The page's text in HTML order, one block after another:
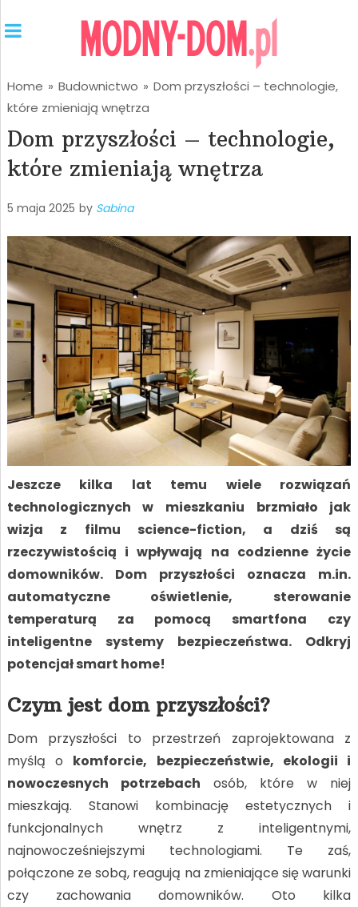
Home » Budownictwo » Dom przyszłości – technologie,
które zmieniają wnętrza
Dom przyszłości – technologie,
które zmieniają wnętrza
5 maja 2025 by Sabina
Jeszcze kilka lat temu wiele rozwiązań
technologicznych w mieszkaniu brzmiało jak
wizja z filmu science-fiction, a dziś są
rzeczywistością i wpływają na codzienne życie
domowników. Dom przyszłości oznacza m.in.
automatyczne oświetlenie, sterowanie
temperaturą za pomocą smartfona czy
inteligentne systemy bezpieczeństwa. Odkryj
potencjał smart home!
Czym jest dom przyszłości?
Dom przyszłości to przestrzeń zaprojektowana z
myślą o komforcie, bezpieczeństwie, ekologii i
nowoczesnych potrzebach osób, które w niej
mieszkają. Stanowi kombinację estetycznych i
funkcjonalnych wnętrz z inteligentnymi,
najnowocześniejszymi technologiami. Te zaś,
połączone ze sobą, reagują na zmieniające się warunki
czy zachowania domowników. Oto kilka